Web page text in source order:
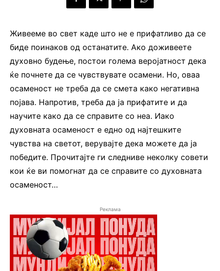
Живееме во свет каде што не е прифатливо да се
биде поинаков од останатите. Ако доживеете
духовно будење, постои голема веројатност дека
ќе почнете да се чувствувате осамени. Но, оваа
осаменост не треба да се смета како негативна
појава. Напротив, треба да ја прифатите и да
научите како да се справите со неа. Иако
духовната осаменост е едно од најтешките
чувства на светот, верувајте дека можете да ја
победите. Прочитајте ги следниве неколку совети
кои ќе ви помогнат да се справите со духовната
осаменост…
Реклама